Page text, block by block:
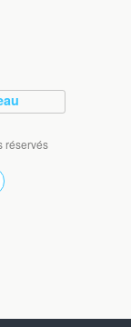
réservés